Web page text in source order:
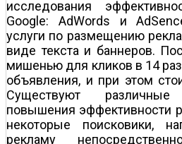
исследования
Google: AdWords и
услуги по размещению
виде текста и баннеров.
мишенью для кликов в 14
объявления, и при этом
Существуют
повышения эффективности
некоторые поисковики,
рекламу